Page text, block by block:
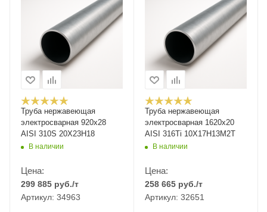
Труба нержавеющая
электросварная 920х28
AISI 310S 20Х23Н18
В наличии
Цена:
299 885 руб./т
Артикул: 34963
Труба нержавеющая
электросварная 1620х20
AISI 316Ti 10Х17Н13М2Т
В наличии
Цена:
258 665 руб./т
Артикул: 32651